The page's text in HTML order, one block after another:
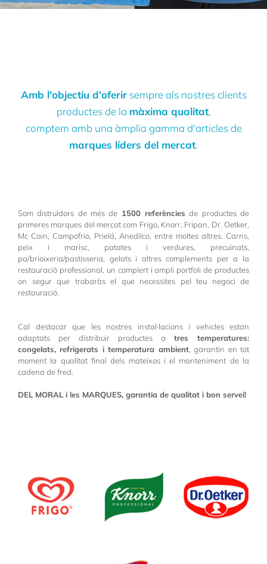
Amb l'objectiu d'oferirsempre als nostres clients
productes de la màxima qualitat,
comptem amb una àmplia gamma d'articles de
marques líders del mercat.
Som distruïdors de més de 1500 referències de productes de
primeres marques del mercat com Frigo, Knorr, Fripan, Dr. Oetker,
Mc Cain, Campofrio, Prielá, Anedilco, entre moltes altres. Carns,
peix i marisc, patates i verdures, precuinats,
pa/brioixeria/pastisseria, gelats i altres complements per a la
restauració professional, un complert i ampli portfoli de productes
on segur que trobaràs el que necessites pel teu negoci de
restauració.
Cal destacar que les nostres instal·lacions i vehicles estan
adaptats per distribuir productes a tres temperatures:
congelats, refrigerats i temperatura ambient, garantin en tot
moment la qualitat final dels mateixos i el manteniment de la
cadena de fred.
DEL MORAL i les MARQUES, garantia de qualitat i bon servei!